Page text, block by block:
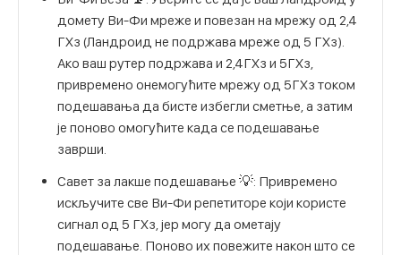
домету Ви-Фи мреже и повезан на мрежу од 2,4
ГХз (Ландроид не подржава мреже од 5 ГХз).
Ако ваш рутер подржава и 2,4ГХз и 5ГХз,
привремено онемогућите мрежу од 5ГХз током
подешавања да бисте избегли сметње, а затим
је поново омогућите када се подешавање
заврши.
Савет за лакше подешавање 💡: Привремено
искључите све Ви-Фи репетиторе који користе
сигнал од 5 ГХз, јер могу да ометају
подешавање. Поново их повежите након што се